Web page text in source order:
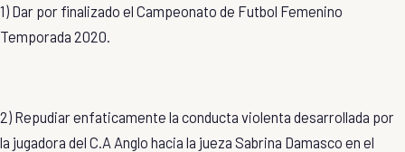
1) Dar por finalizado el Campeonato de Futbol Femenino
Temporada 2020.
2) Repudiar enfaticamente la conducta violenta desarrollada por
la jugadora del C.A Anglo hacia la jueza Sabrina Damasco en el